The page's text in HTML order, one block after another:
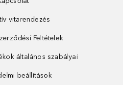
vitarendezés
Feltételek
általános szabályai
beállítások